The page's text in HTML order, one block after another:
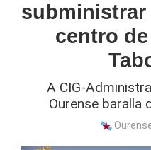
centro
A CIG-
Ourense baralla